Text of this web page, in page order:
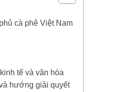
cà phê Việt Nam
tế và văn hóa
hướng giải quyết